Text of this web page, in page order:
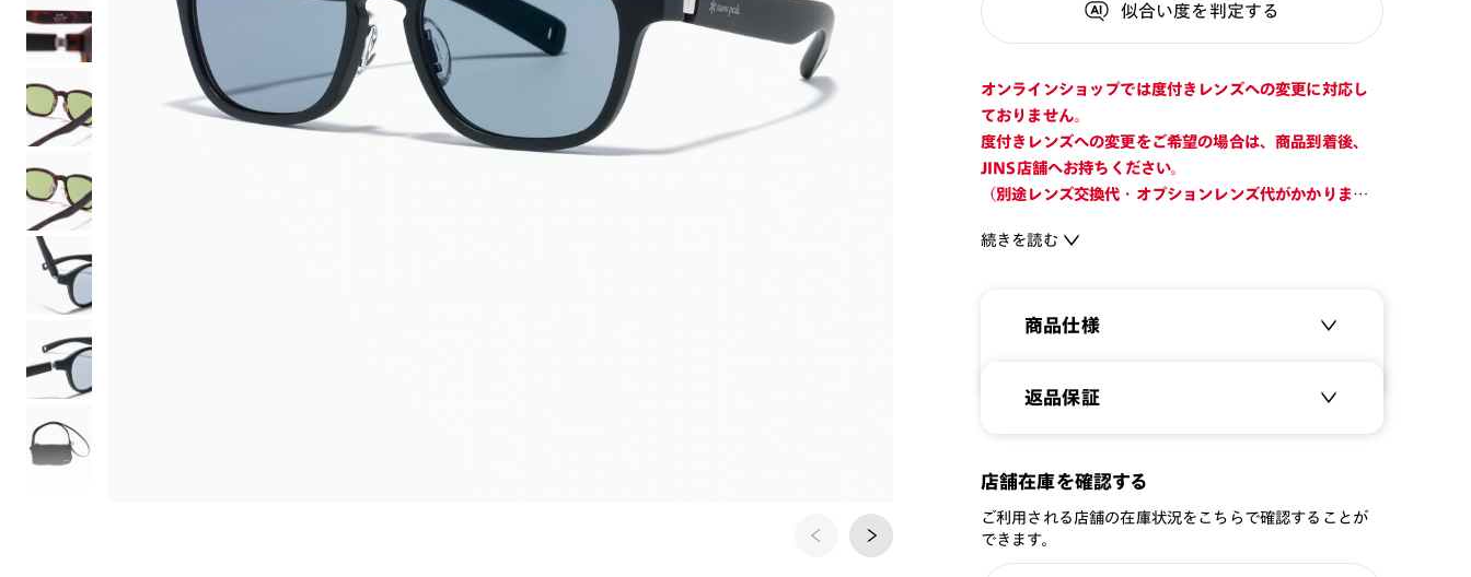
似合い度を判定する
オンラインショップでは度付きレンズへの変更に対応し
ておりません。
度付きレンズへの変更をご希望の場合は、商品到着後、
JINS店舗へお持ちください。
（別途レンズ交換代・オプションレンズ代がかかります
あらゆるシーンで、かけたまま思いっきり遊べるサングラ
™」を搭載。壊れにくく※2、アクティブなシーンでも活
※1 円柱形の意匠において。
※2 すべての衝撃に対して、無破損を保証するものではあ
りません。
テンプル(つる)の回転は破損の原因となります。テン
続きを読む
商品仕様
商品名：
サイズ：
重さ： 29g 重さについて
返品保証
サングラス商品でも、レンズ交換を
店舗在庫を確認する
ご利用される店舗の在庫状況をこちらで確認することが
できます。